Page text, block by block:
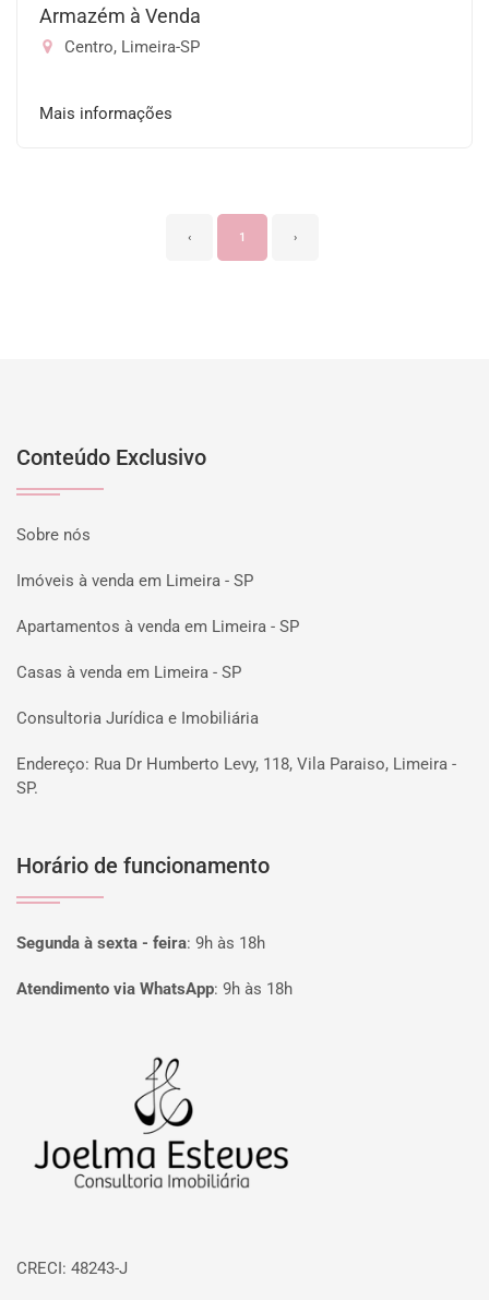
Armazém à Venda
Centro, Limeira-SP
Mais informações
‹ 1 ›
Conteúdo Exclusivo
Sobre nós
Imóveis à venda em Limeira - SP
Apartamentos à venda em Limeira - SP
Casas à venda em Limeira - SP
Consultoria Jurídica e Imobiliária
Endereço: Rua Dr Humberto Levy, 118, Vila Paraiso, Limeira -
SP.
Horário de funcionamento
Segunda à sexta - feira: 9h às 18h
Atendimento via WhatsApp: 9h às 18h
CRECI: 48243-J